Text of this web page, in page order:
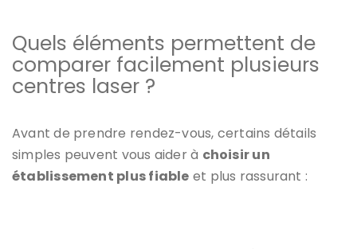
Quels éléments permettent de
comparer facilement plusieurs
centres laser ?
Avant de prendre rendez-vous, certains détails
simples peuvent vous aider à choisir un
établissement plus fiable et plus rassurant :